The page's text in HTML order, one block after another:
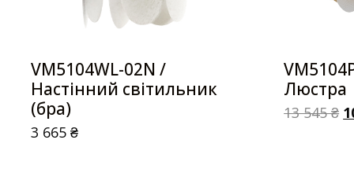
VM5104WL-02N /
Настінний світильник
(бра)
3 665₴
Люстра
13 545₴